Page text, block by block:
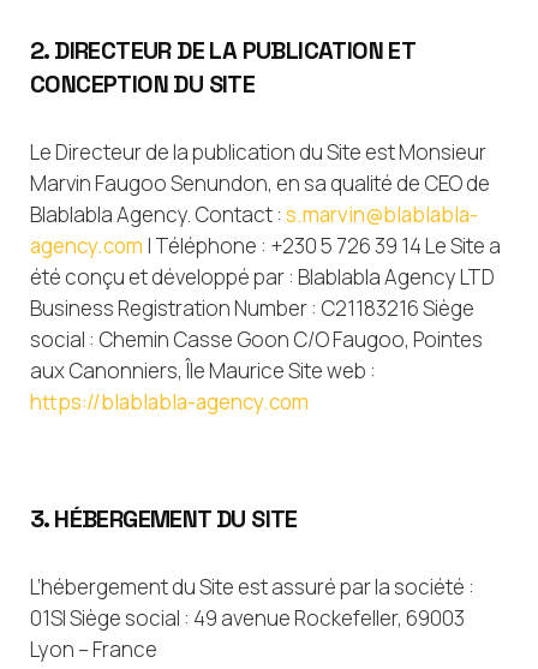
2. DIRECTEUR DE LA PUBLICATION ET
CONCEPTION DU SITE
Le Directeur de la publication du Site est Monsieur
Marvin Faugoo Senundon, en sa qualité de CEO de
Blablabla Agency. Contact : s.marvin@blablabla-
agency.com | Téléphone : +230 5 726 39 14 Le Site a
été conçu et développé par : Blablabla Agency LTD
Business Registration Number : C21183216 Siège
social : Chemin Casse Goon C/O Faugoo, Pointes
aux Canonniers, Île Maurice Site web :
https://blablabla-agency.com
3. HÉBERGEMENT DU SITE
L’hébergement du Site est assuré par la société :
01SI Siège social : 49 avenue Rockefeller, 69003
Lyon – France